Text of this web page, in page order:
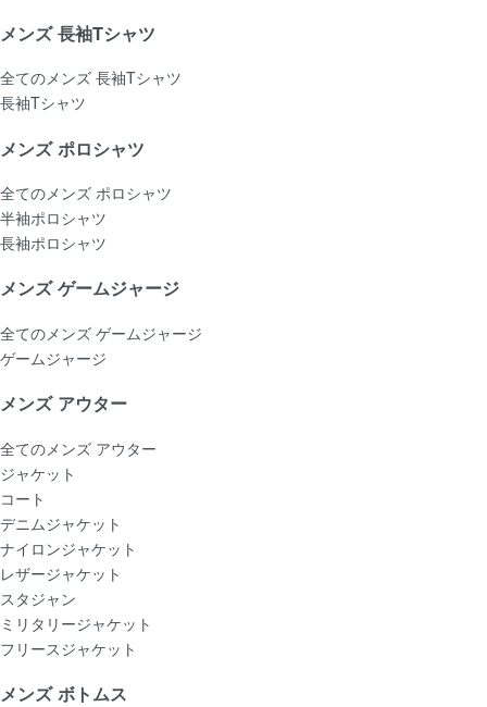
メンズ 長袖Tシャツ
全てのメンズ 長袖Tシャツ
長袖Tシャツ
メンズ ポロシャツ
全てのメンズ ポロシャツ
半袖ポロシャツ
長袖ポロシャツ
メンズ ゲームジャージ
全てのメンズ ゲームジャージ
ゲームジャージ
メンズ アウター
全てのメンズ アウター
ジャケット
コート
デニムジャケット
ナイロンジャケット
レザージャケット
スタジャン
ミリタリージャケット
フリースジャケット
メンズ ボトムス